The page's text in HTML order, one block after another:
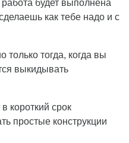
как тебе надо и с
тогда, когда вы
выкидывать
короткий срок
простые конструкции